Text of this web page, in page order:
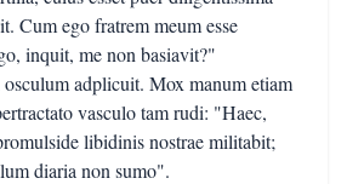
Cum ego fratrem meum esse
inquit, me non basiavit?"
osculum adplicuit. Mox manum etiam
vasculo tam rudi: "Haec,
libidinis nostrae militabit;
diaria non sumo".